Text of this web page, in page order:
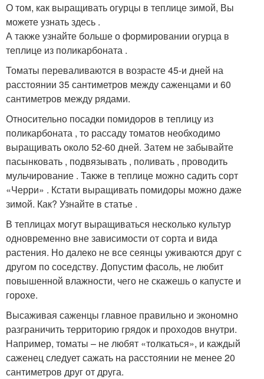
О том, как выращивать огурцы в теплице зимой, Вы
можете узнать здесь .
А также узнайте больше о формировании огурца в
теплице из поликарбоната .
Томаты переваливаются в возрасте 45-и дней на
расстоянии 35 сантиметров между саженцами и 60
сантиметров между рядами.
Относительно посадки помидоров в теплицу из
поликарбоната , то рассаду томатов необходимо
выращивать около 52-60 дней. Затем не забывайте
пасынковать , подвязывать , поливать , проводить
мульчирование . Также в теплице можно садить сорт
«Черри» . Кстати выращивать помидоры можно даже
зимой. Как? Узнайте в статье .
В теплицах могут выращиваться несколько культур
одновременно вне зависимости от сорта и вида
растения. Но далеко не все сеянцы уживаются друг с
другом по соседству. Допустим фасоль, не любит
повышенной влажности, чего не скажешь о капусте и
горохе.
Высаживая саженцы главное правильно и экономно
разграничить территорию грядок и проходов внутри.
Например, томаты – не любят «толкаться», и каждый
саженец следует сажать на расстоянии не менее 20
сантиметров друг от друга.